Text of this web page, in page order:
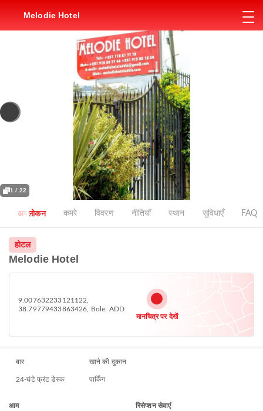
Melodie Hotel
1 / 22
अवलोकन कमरे विवरण नीतियाँ स्थान सुविधाएँ FAQ
होटल
Melodie Hotel
9.007632233121122,
38.79779433863426, Bole, ADD
मानचित्र पर देखें
बार खाने की दुकान
24-घंटे फ्रंट डेस्क पार्किंग
आम रिसेप्शन सेवाएं